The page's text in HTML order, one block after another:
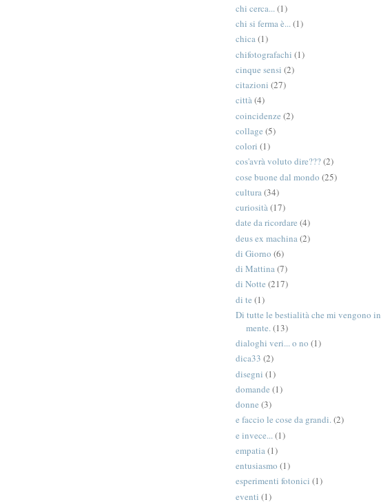
chi cerca...(1)
chi si ferma è...(1)
chica(1)
chifotografachi (1)
cinque sensi (2)
citazioni (27)
città(4)
coincidenze (2)
collage (5)
colori (1)
cos'avrà voluto dire???(2)
cose buone dal mondo (25)
cultura(34)
curiosità(17)
date da ricordare (4)
deus ex machina(2)
di Giorno (6)
di Mattina(7)
di Notte (217)
di te (1)
Di tutte le bestialità che mi vengono in
mente.(13)
dialoghi veri... o no (1)
dica33 (2)
disegni (1)
domande (1)
donne (3)
e faccio le cose da grandi.(2)
e invece...(1)
empatia(1)
entusiasmo (1)
esperimenti fotonici (1)
eventi (1)